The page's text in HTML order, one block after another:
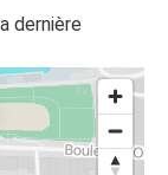
dernière